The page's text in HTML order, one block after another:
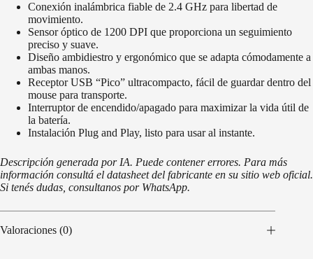
Conexión inalámbrica fiable de 2.4 GHz para libertad de
movimiento.
Sensor óptico de 1200 DPI que proporciona un seguimiento
preciso y suave.
Diseño ambidiestro y ergonómico que se adapta cómodamente a
ambas manos.
Receptor USB “Pico” ultracompacto, fácil de guardar dentro del
mouse para transporte.
Interruptor de encendido/apagado para maximizar la vida útil de
la batería.
Instalación Plug and Play, listo para usar al instante.
Descripción generada por IA. Puede contener errores. Para más
información consultá el datasheet del fabricante en su sitio web oficial.
Si tenés dudas, consultanos por WhatsApp.
Valoraciones (0)